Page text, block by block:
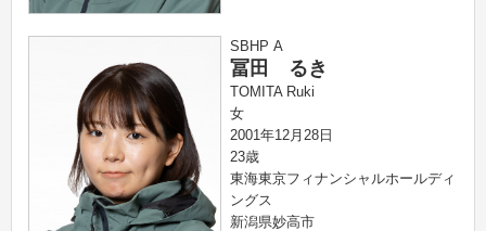
SBHP A
冨田 るき
TOMITA Ruki
女
2001年12月28日
23歳
東海東京フィナンシャルホールディ
ングス
新潟県妙高市